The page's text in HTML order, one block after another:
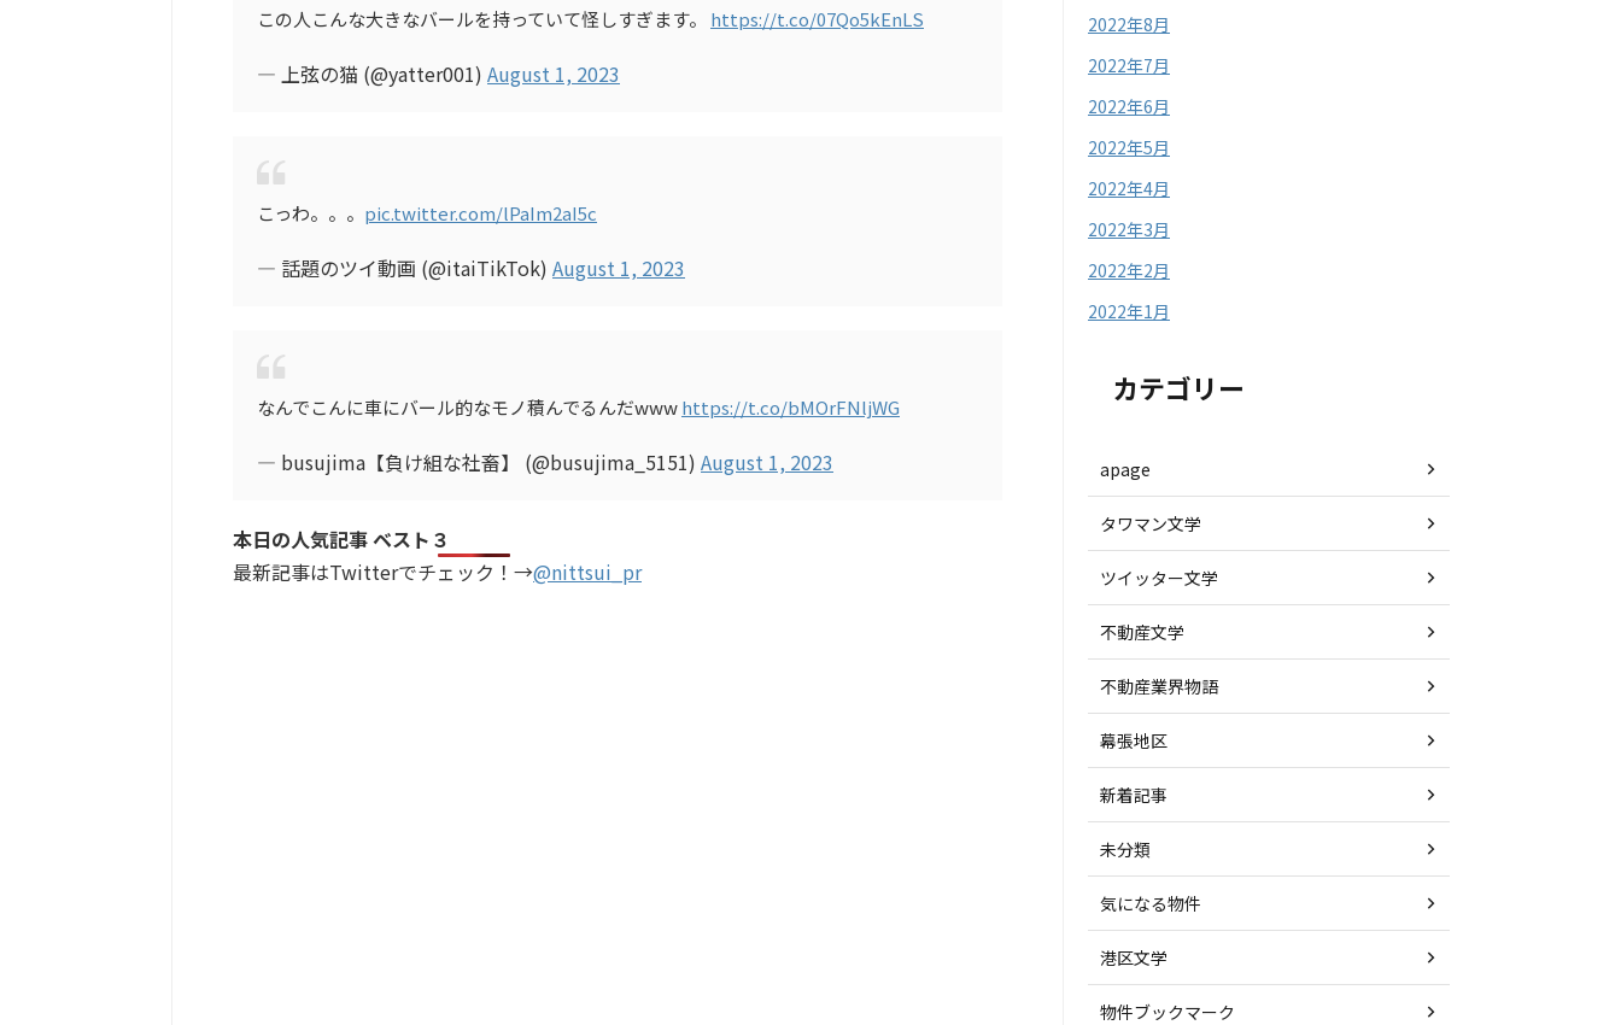
この人こんな大きなバールを持っていて怪しすぎます。 https://t.co/07Qo5kEnLS
— 上弦の猫 (@yatter001) August 1, 2023
こっわ。。。 pic.twitter.com/lPaIm2aI5c
— 話題のツイ動画 (@itaiTikTok) August 1, 2023
なんでこんに車にバール的なモノ積んでるんだwwwhttps://t.co/bMOrFNljWG
— busujima【負け組な社畜】 (@busujima_5151) August 1, 2023
本日の人気記事 ベスト３
最新記事はTwitterでチェック！→@nittsui_pr
2022年8月
2022年7月
2022年6月
2022年5月
2022年4月
2022年3月
2022年2月
2022年1月
カテゴリー
apage
タワマン文学
ツイッター文学
不動産文学
不動産業界物語
幕張地区
新着記事
未分類
気になる物件
港区文学
物件ブックマーク